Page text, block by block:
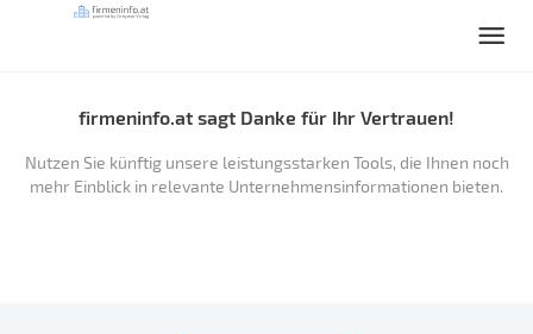
firmeninfo.at sagt Danke für Ihr Vertrauen!
Nutzen Sie künftig unsere leistungsstarken Tools, die Ihnen noch
mehr Einblick in relevante Unternehmensinformationen bieten.